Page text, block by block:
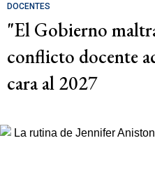
DOCENTES
"El Gobierno
conflicto docente
cara al 2027